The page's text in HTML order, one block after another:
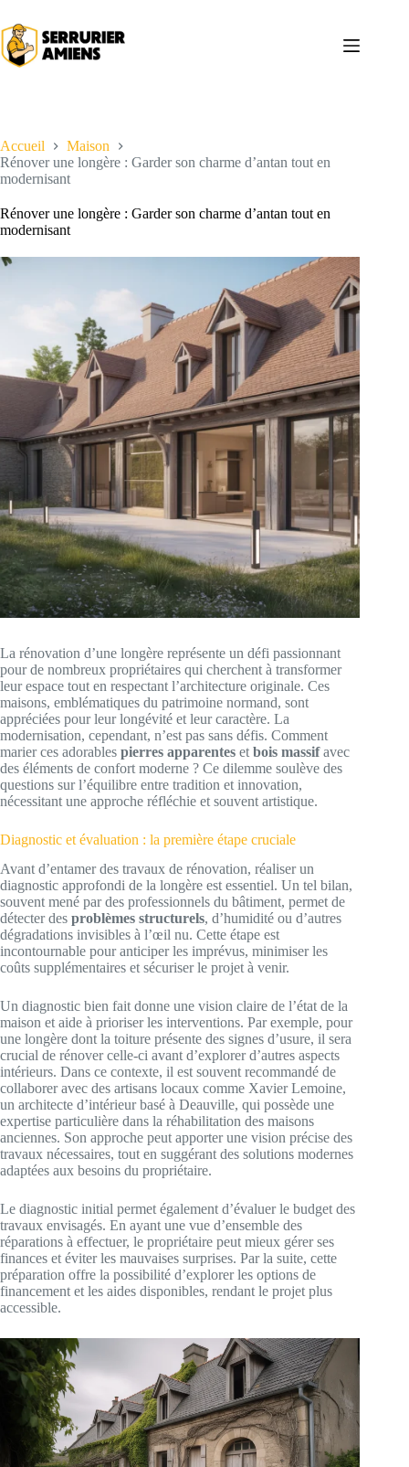
au
contenu
Accueil
Maison
Rénover une longère : Garder son charme d’antan tout en
modernisant
Rénover une longère : Garder son charme d’antan tout en
modernisant
La rénovation d’une longère représente un défi passionnant
pour de nombreux propriétaires qui cherchent à transformer
leur espace tout en respectant l’architecture originale. Ces
maisons, emblématiques du patrimoine normand, sont
appréciées pour leur longévité et leur caractère. La
modernisation, cependant, n’est pas sans défis. Comment
marier ces adorables pierres apparentes et bois massifavec
des éléments de confort moderne ? Ce dilemme soulève des
questions sur l’équilibre entre tradition et innovation,
nécessitant une approche réfléchie et souvent artistique.
Diagnostic et évaluation : la première étape cruciale
Avant d’entamer des travaux de rénovation, réaliser un
diagnostic approfondi de la longère est essentiel. Un tel bilan,
souvent mené par des professionnels du bâtiment, permet de
détecter des problèmes structurels, d’humidité ou d’autres
dégradations invisibles à l’œil nu. Cette étape est
incontournable pour anticiper les imprévus, minimiser les
coûts supplémentaires et sécuriser le projet à venir.
Un diagnostic bien fait donne une vision claire de l’état de la
maison et aide à prioriser les interventions. Par exemple, pour
une longère dont la toiture présente des signes d’usure, il sera
crucial de rénover celle-ci avant d’explorer d’autres aspects
intérieurs. Dans ce contexte, il est souvent recommandé de
collaborer avec des artisans locaux comme Xavier Lemoine,
un architecte d’intérieur basé à Deauville, qui possède une
expertise particulière dans la réhabilitation des maisons
anciennes. Son approche peut apporter une vision précise des
travaux nécessaires, tout en suggérant des solutions modernes
adaptées aux besoins du propriétaire.
Le diagnostic initial permet également d’évaluer le budget des
travaux envisagés. En ayant une vue d’ensemble des
réparations à effectuer, le propriétaire peut mieux gérer ses
finances et éviter les mauvaises surprises. Par la suite, cette
préparation offre la possibilité d’explorer les options de
financement et les aides disponibles, rendant le projet plus
accessible.